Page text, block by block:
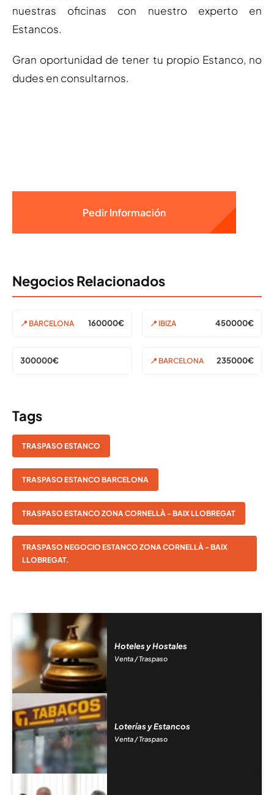
nuestras oficinas con nuestro experto en
Estancos.
Gran oportunidad de tener tu propio Estanco, no
dudes en consultarnos.
Pedir Información
Negocios Relacionados
📍 BARCELONA 160000€ 📍 IBIZA 450000€
300000€ 📍 BARCELONA 235000€
Tags
TRASPASO ESTANCO
TRASPASO ESTANCO BARCELONA
TRASPASO ESTANCO ZONA CORNELLÀ - BAIX LLOBREGAT
TRASPASO NEGOCIO ESTANCO ZONA CORNELLÀ - BAIX
LLOBREGAT.
Hoteles y Hostales
Venta / Traspaso
Loterías y Estancos
Venta / Traspaso